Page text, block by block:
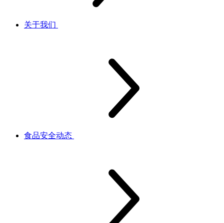
关于我们
食品安全动态